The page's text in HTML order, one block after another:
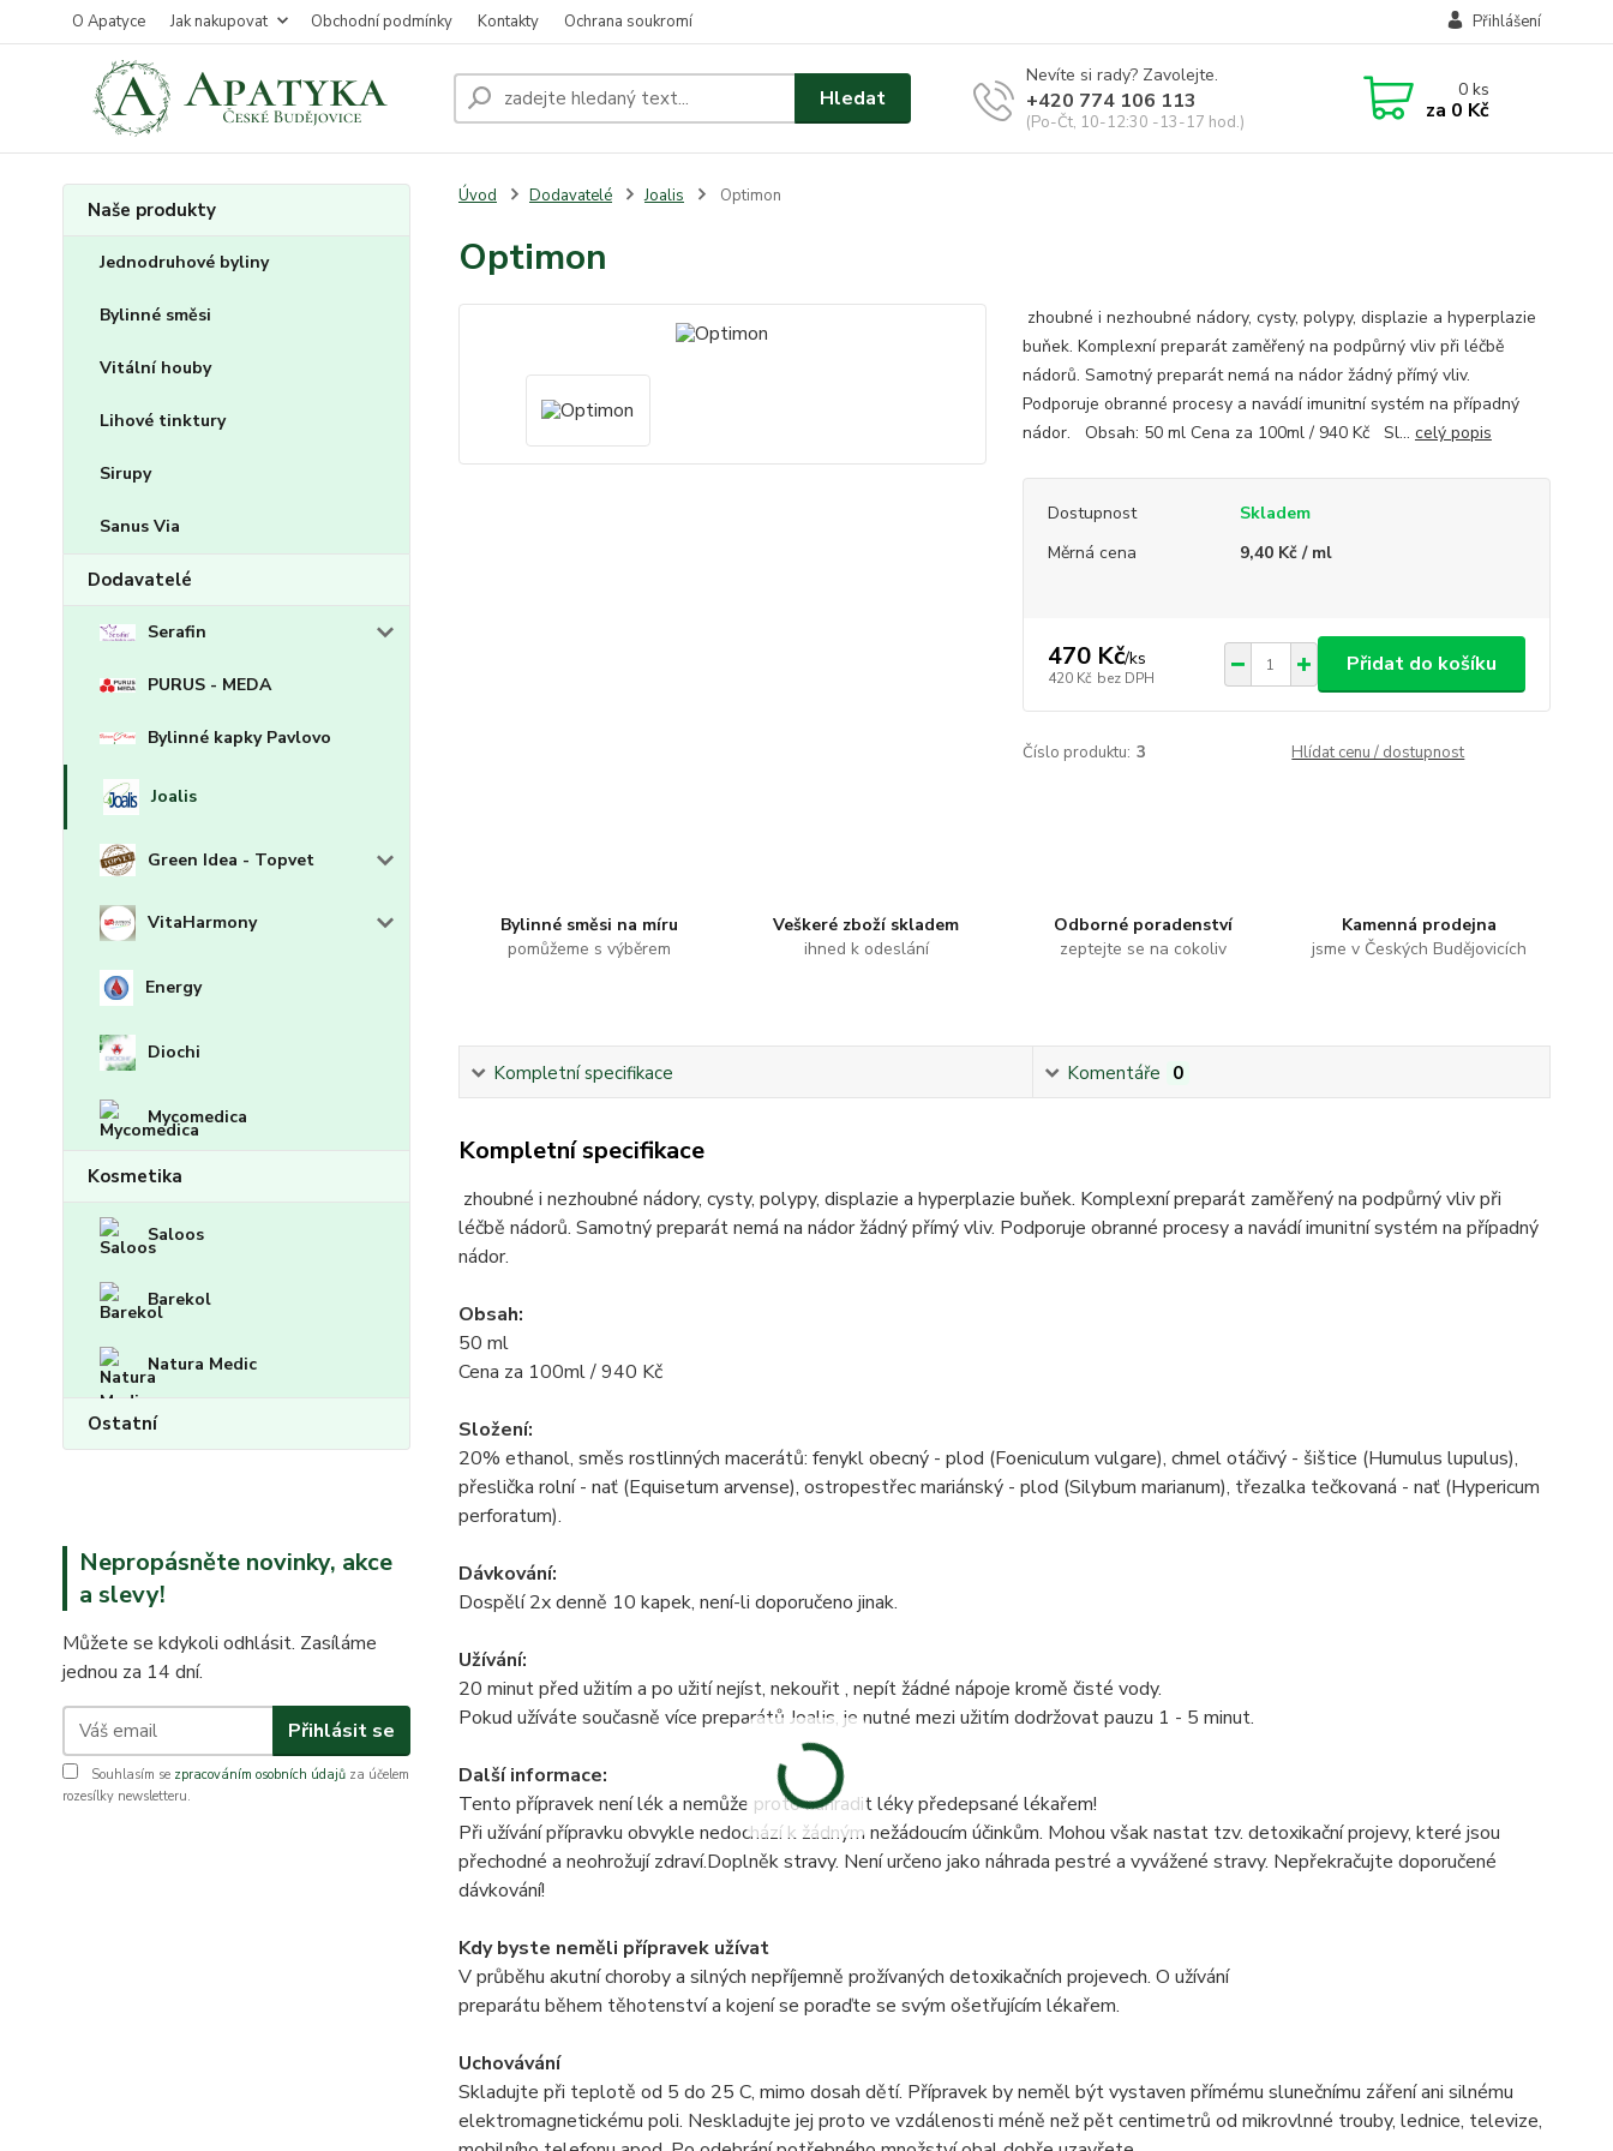
O Apatyce Jak nakupovat Obchodní podmínky Kontakty Ochrana soukromí Přihlášení
Hledat
Nevíte si rady? Zavolejte.
+420 774 106 113
(Po-Čt, 10-12:30 -13-17 hod.)
0ks
za 0 Kč
Naše produkty
Jednodruhové byliny
Bylinné směsi
Vitální houby
Lihové tinktury
Sirupy
Sanus Via
Dodavatelé
Serafin
PURUS - MEDA
Bylinné kapky Pavlovo
Joalis
Green Idea - Topvet
VitaHarmony
Energy
Diochi
Mycomedica
Kosmetika
Saloos
Barekol
Natura Medic
Ostatní
Nepropásněte novinky, akce
a slevy!
Můžete se kdykoli odhlásit. Zasíláme
jednou za 14 dní.
Přihlásit se
Souhlasím se zpracováním osobních údajů za účelem
rozesílky newsletteru.
Úvod Dodavatelé Joalis Optimon
Optimon
zhoubné i nezhoubné nádory, cysty, polypy, displazie a hyperplazie
buňek. Komplexní preparát zaměřený na podpůrný vliv při léčbě
nádorů. Samotný preparát nemá na nádor žádný přímý vliv.
Podporuje obranné procesy a navádí imunitní systém na případný
nádor. Obsah: 50 ml Cena za 100ml / 940 Kč Sl... celý popis
Dostupnost
Skladem
Měrná cena
9,40 Kč / ml
470 Kč/ks
420 Kč bez DPH
Přidat do košíku
Číslo produktu: 3 Hlídat cenu / dostupnost
Bylinné směsi na míru
pomůžeme s výběrem
Veškeré zboží skladem
ihned k odeslání
Odborné poradenství
zeptejte se na cokoliv
Kamenná prodejna
jsme v Českých Budějovicích
Kompletní specifikace Komentáře 0
Kompletní specifikace
zhoubné i nezhoubné nádory, cysty, polypy, displazie a hyperplazie buňek. Komplexní preparát zaměřený na podpůrný vliv při
léčbě nádorů. Samotný preparát nemá na nádor žádný přímý vliv. Podporuje obranné procesy a navádí imunitní systém na případný
nádor.
Obsah:
50 ml
Cena za 100ml / 940 Kč
Složení:
20% ethanol, směs rostlinných macerátů: fenykl obecný - plod (Foeniculum vulgare), chmel otáčivý - šištice (Humulus lupulus),
přeslička rolní - nať (Equisetum arvense), ostropestřec mariánský - plod (Silybum marianum), třezalka tečkovaná - nať (Hypericum
perforatum).
Dávkování:
Dospělí 2x denně 10 kapek, není-li doporučeno jinak.
Užívání:
20 minut před užitím a po užití nejíst, nekouřit , nepít žádné nápoje kromě čisté vody.
Pokud užíváte současně více preparátů Joalis, je nutné mezi užitím dodržovat pauzu 1 - 5 minut.
Další informace:
Tento přípravek není lék a nemůže proto nahradit léky předepsané lékařem!
Při užívání přípravku obvykle nedochází k žádným nežádoucím účinkům. Mohou však nastat tzv. detoxikační projevy, které jsou
přechodné a neohrožují zdraví.Doplněk stravy. Není určeno jako náhrada pestré a vyvážené stravy. Nepřekračujte doporučené
dávkování!
Kdy byste neměli přípravek užívat
V průběhu akutní choroby a silných nepříjemně prožívaných detoxikačních projevech. O užívání
preparátu během těhotenství a kojení se poraďte se svým ošetřujícím lékařem.
Uchovávání
Skladujte při teplotě od 5 do 25 C, mimo dosah dětí. Přípravek by neměl být vystaven přímému slunečnímu záření ani silnému
elektromagnetickému poli. Neskladujte jej proto ve vzdálenosti méně než pět centimetrů od mikrovlnné trouby, lednice, televize,